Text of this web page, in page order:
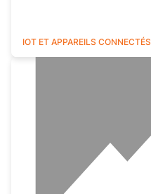
UTILITIES
IOT ET APPAREILS CONNECTÉS